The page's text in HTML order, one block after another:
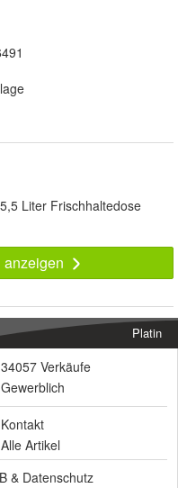
Liter Frischhaltedose
Platin
34057 Verkäufe
Gewerblich
Kontakt
Alle Artikel
& Datenschutz